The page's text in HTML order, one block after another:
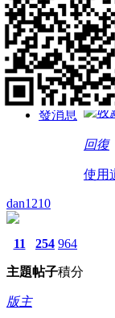
註冊會員
積分
94
發消息
管理員
回復
使用
dan1210
11
主題
254
帖子
964
積分
版主